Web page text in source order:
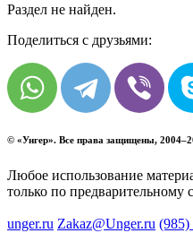
Раздел не найден.
Поделиться с друзьями:
© «Унгер». Все права защищены,
Любое использование
только по предварительному
unger.ru Zakaz@Unger.ru (985)